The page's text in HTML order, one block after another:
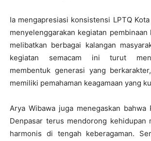
Ia mengapresiasi konsistensi LPTQ
menyelenggarakan kegiatan pembinaan
melibatkan berbagai kalangan
kegiatan semacam ini turut
membentuk generasi yang
memiliki pemahaman keagamaan yang
Arya Wibawa juga menegaskan bahwa
Denpasar terus mendorong kehidupan
harmonis di tengah keberagaman.